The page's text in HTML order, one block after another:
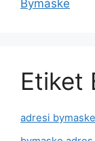
Bymaske
Etiket
adresi bymaske